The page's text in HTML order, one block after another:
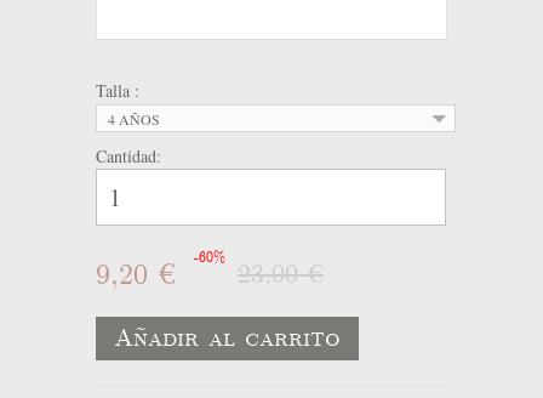
Talla :
4 AÑOS
Cantidad:
9,20 € -60%
23,00 €
Añadir al carrito